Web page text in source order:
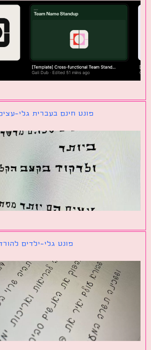
פונט חינם בעברית גלי-עצים gali-wood
פונט גלי-ילדים להורדה חינם